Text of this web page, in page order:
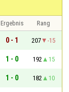
Ergebnis
Rang
0 - 1 207
-15
1 - 0 192
15
1 - 0 182
10